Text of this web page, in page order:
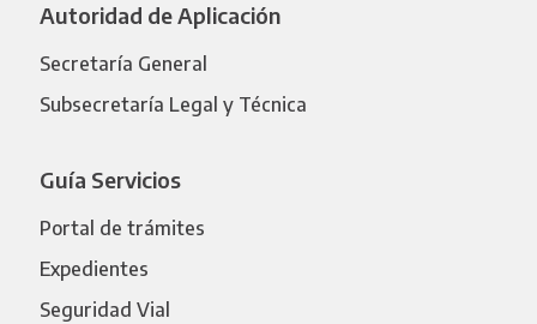
Autoridad de Aplicación
Secretaría General
Subsecretaría Legal y Técnica
Guía Servicios
Portal de trámites
Expedientes
Seguridad Vial